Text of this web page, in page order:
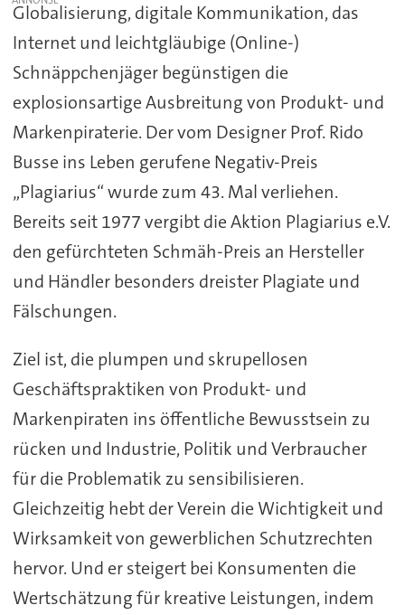
Globalisierung, digitale Kommunikation, das
Internet und leichtgläubige (Online-)
Schnäppchenjäger begünstigen die
explosionsartige Ausbreitung von Produkt- und
Markenpiraterie. Der vom Designer Prof. Rido
Busse ins Leben gerufene Negativ-Preis
„Plagiarius“ wurde zum 43. Mal verliehen.
Bereits seit 1977 vergibt die Aktion Plagiarius e.V.
den gefürchteten Schmäh-Preis an Hersteller
und Händler besonders dreister Plagiate und
Fälschungen.
Ziel ist, die plumpen und skrupellosen
Geschäftspraktiken von Produkt- und
Markenpiraten ins öffentliche Bewusstsein zu
rücken und Industrie, Politik und Verbraucher
für die Problematik zu sensibilisieren.
Gleichzeitig hebt der Verein die Wichtigkeit und
Wirksamkeit von gewerblichen Schutzrechten
hervor. Und er steigert bei Konsumenten die
Wertschätzung für kreative Leistungen, indem